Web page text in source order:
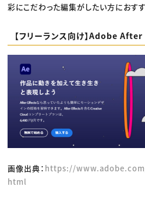
彩にこだわった編集がしたい方におすす
【フリーランス向け】Adobe
画像出典： https://
html